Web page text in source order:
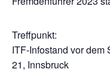
Treffpunkt:
ITF-Infostand vor dem
21, Innsbruck